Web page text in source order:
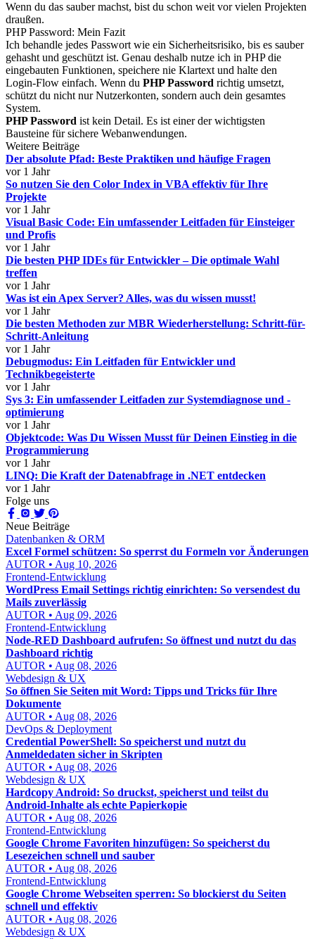
Wenn du das sauber machst, bist du schon weit vor vielen Projekten
draußen.
PHP Password: Mein Fazit
Ich behandle jedes Passwort wie ein Sicherheitsrisiko, bis es sauber
gehasht und geschützt ist. Genau deshalb nutze ich in PHP die
eingebauten Funktionen, speichere nie Klartext und halte den
Login-Flow einfach. Wenn du PHP Password richtig umsetzt,
schützt du nicht nur Nutzerkonten, sondern auch dein gesamtes
System.
PHP Password ist kein Detail. Es ist einer der wichtigsten
Bausteine für sichere Webanwendungen.
Weitere Beiträge
Der absolute Pfad: Beste Praktiken und häufige Fragen
vor 1 Jahr
So nutzen Sie den Color Index in VBA effektiv für Ihre
Projekte
vor 1 Jahr
Visual Basic Code: Ein umfassender Leitfaden für Einsteiger
und Profis
vor 1 Jahr
Die besten PHP IDEs für Entwickler – Die optimale Wahl
treffen
vor 1 Jahr
Was ist ein Apex Server? Alles, was du wissen musst!
vor 1 Jahr
Die besten Methoden zur MBR Wiederherstellung: Schritt-für-
Schritt-Anleitung
vor 1 Jahr
Debugmodus: Ein Leitfaden für Entwickler und
Technikbegeisterte
vor 1 Jahr
Sys 3: Ein umfassender Leitfaden zur Systemdiagnose und -
optimierung
vor 1 Jahr
Objektcode: Was Du Wissen Musst für Deinen Einstieg in die
Programmierung
vor 1 Jahr
LINQ: Die Kraft der Datenabfrage in .NET entdecken
vor 1 Jahr
Folge uns
Neue Beiträge
Datenbanken & ORM
Excel Formel schützen: So sperrst du Formeln vor Änderungen
AUTOR • Aug 10, 2026
Frontend-Entwicklung
WordPress Email Settings richtig einrichten: So versendest du
Mails zuverlässig
AUTOR • Aug 09, 2026
Frontend-Entwicklung
Node-RED Dashboard aufrufen: So öffnest und nutzt du das
Dashboard richtig
AUTOR • Aug 08, 2026
Webdesign & UX
So öffnen Sie Seiten mit Word: Tipps und Tricks für Ihre
Dokumente
AUTOR • Aug 08, 2026
DevOps & Deployment
Credential PowerShell: So speicherst und nutzt du
Anmeldedaten sicher in Skripten
AUTOR • Aug 08, 2026
Webdesign & UX
Hardcopy Android: So druckst, speicherst und teilst du
Android-Inhalte als echte Papierkopie
AUTOR • Aug 08, 2026
Frontend-Entwicklung
Google Chrome Favoriten hinzufügen: So speicherst du
Lesezeichen schnell und sauber
AUTOR • Aug 08, 2026
Frontend-Entwicklung
Google Chrome Webseiten sperren: So blockierst du Seiten
schnell und effektiv
AUTOR • Aug 08, 2026
Webdesign & UX